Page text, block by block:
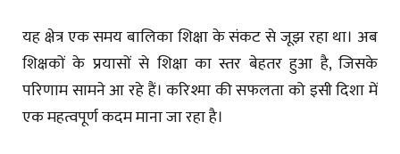
यह क्षेत्र एक समय बालिका शिक्षा के संकट से जूझ रहा था। अब
शिक्षकों के प्रयासों से शिक्षा का स्तर बेहतर हुआ है, जिसके
परिणाम सामने आ रहे हैं। करिश्मा की सफलता को इसी दिशा में
एक महत्वपूर्ण कदम माना जा रहा है।